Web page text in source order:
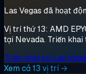
Las Vegas đã hoạt
Vị trí thứ 13: AMD
tại Nevada. Triển
Triển khai tại Las
Xem cả 13 vị trí →